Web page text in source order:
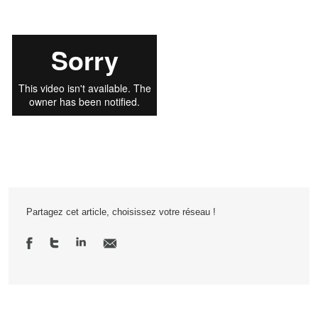
Partagez cet article, choisissez votre réseau !